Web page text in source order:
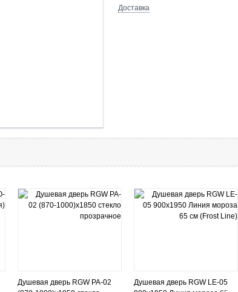
Доставка
Душевая дверь RGW PA-02
Душевая дверь RGW LE-05